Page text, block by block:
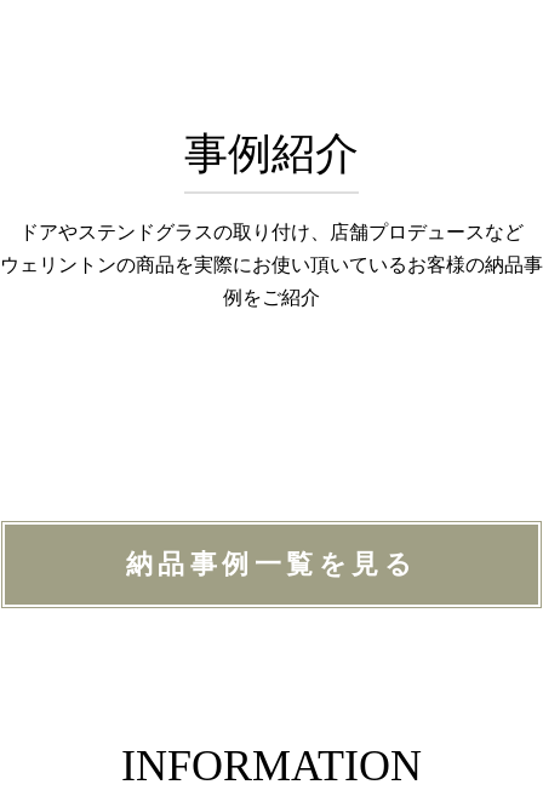
事例紹介
ドアやステンドグラスの取り付け、店舗プロデュースなど
ウェリントンの商品を実際にお使い頂いているお客様の納品事
例をご紹介
納品事例一覧を見る
INFORMATION